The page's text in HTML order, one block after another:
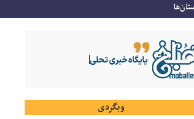
وبگردی